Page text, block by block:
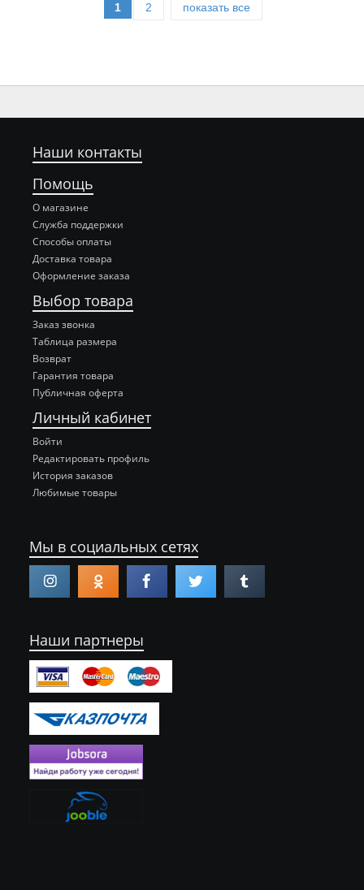
1 2 показать все
Наши контакты
Помощь
О магазине
Служба поддержки
Способы оплаты
Доставка товара
Оформление заказа
Выбор товара
Заказ звонка
Таблица размера
Возврат
Гарантия товара
Публичная оферта
Личный кабинет
Войти
Редактировать профиль
История заказов
Любимые товары
Мы в социальных сетях
Наши партнеры